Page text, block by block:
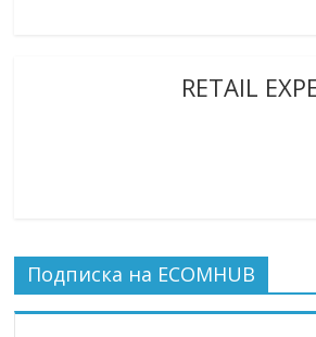
RETAIL
Подписка на ECOMHUB